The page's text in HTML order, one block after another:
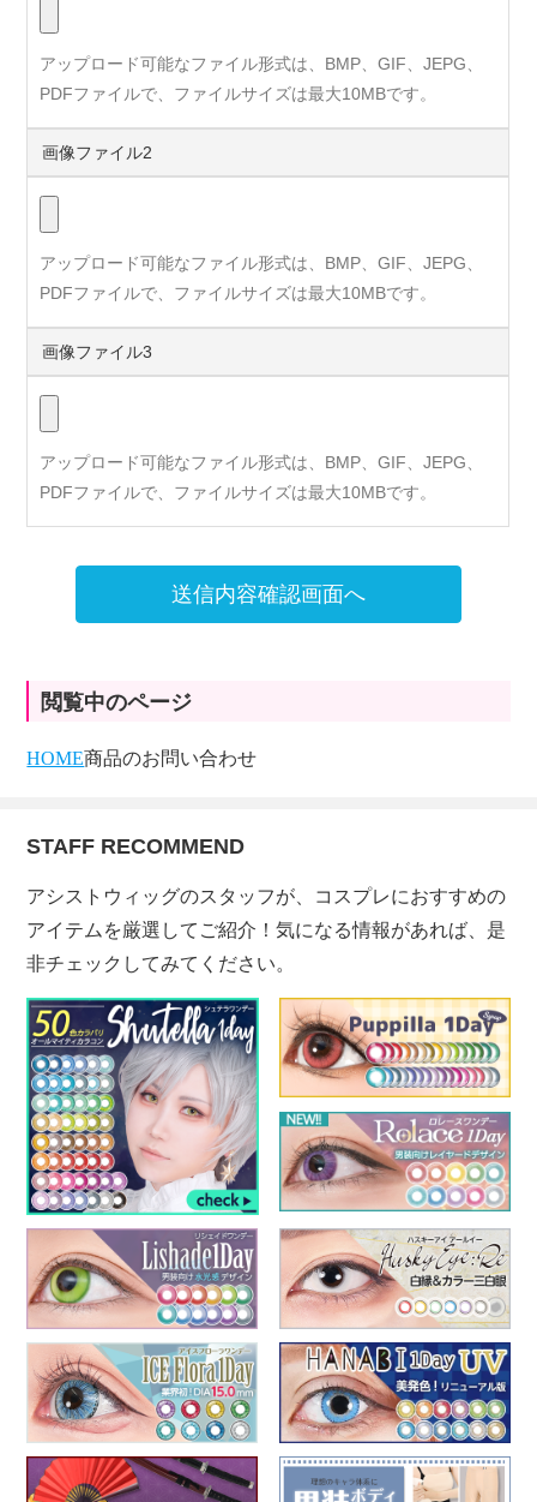
アップロード可能なファイル形式は、BMP、GIF、JEPG、
PDFファイルで、ファイルサイズは最大10MBです。
画像ファイル2
アップロード可能なファイル形式は、BMP、GIF、JEPG、
PDFファイルで、ファイルサイズは最大10MBです。
画像ファイル3
アップロード可能なファイル形式は、BMP、GIF、JEPG、
PDFファイルで、ファイルサイズは最大10MBです。
送信内容確認画面へ
閲覧中のページ
HOME商品のお問い合わせ
STAFF RECOMMEND
アシストウィッグのスタッフが、コスプレにおすすめの
アイテムを厳選してご紹介！気になる情報があれば、是
非チェックしてみてください。